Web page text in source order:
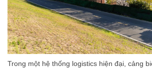
Trong một hệ thống logistics hiện đại, cảng